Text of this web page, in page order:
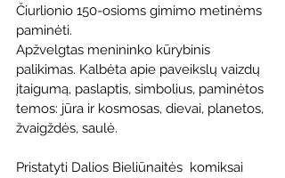
Čiurlionio 150-osioms gimimo metinėms
paminėti.
Apžvelgtas menininko kūrybinis
palikimas. Kalbėta apie paveikslų vaizdų
įtaigumą, paslaptis, simbolius, paminėtos
temos: jūra ir kosmosas, dievai, planetos,
žvaigždės, saulė.
Pristatyti Dalios Bieliūnaitės  komiksai